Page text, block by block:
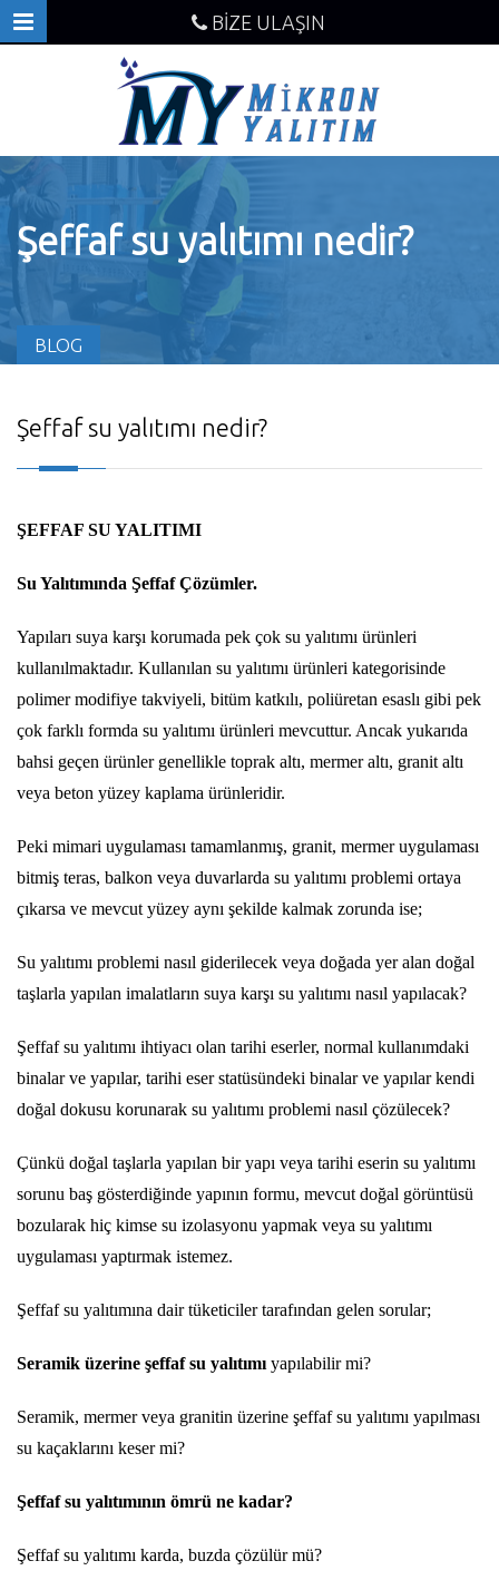
BİZE ULAŞIN
Şeffaf su yalıtımı nedir?
BLOG
Şeffaf su yalıtımı nedir?
ŞEFFAF SU YALITIMI
Su Yalıtımında Şeffaf Çözümler.
Yapıları suya karşı korumada pek çok su yalıtımı ürünleri
kullanılmaktadır. Kullanılan su yalıtımı ürünleri kategorisinde
polimer modifiye takviyeli, bitüm katkılı, poliüretan esaslı gibi pek
çok farklı formda su yalıtımı ürünleri mevcuttur. Ancak yukarıda
bahsi geçen ürünler genellikle toprak altı, mermer altı, granit altı
veya beton yüzey kaplama ürünleridir.
Peki mimari uygulaması tamamlanmış, granit, mermer uygulaması
bitmiş teras, balkon veya duvarlarda su yalıtımı problemi ortaya
çıkarsa ve mevcut yüzey aynı şekilde kalmak zorunda ise;
Su yalıtımı problemi nasıl giderilecek veya doğada yer alan doğal
taşlarla yapılan imalatların suya karşı su yalıtımı nasıl yapılacak?
Şeffaf su yalıtımı ihtiyacı olan tarihi eserler, normal kullanımdaki
binalar ve yapılar, tarihi eser statüsündeki binalar ve yapılar kendi
doğal dokusu korunarak su yalıtımı problemi nasıl çözülecek?
Çünkü doğal taşlarla yapılan bir yapı veya tarihi eserin su yalıtımı
sorunu baş gösterdiğinde yapının formu, mevcut doğal görüntüsü
bozularak hiç kimse su izolasyonu yapmak veya su yalıtımı
uygulaması yaptırmak istemez.
Şeffaf su yalıtımına dair tüketiciler tarafından gelen sorular;
Seramik üzerine şeffaf su yalıtımı yapılabilir mi?
Seramik, mermer veya granitin üzerine şeffaf su yalıtımı yapılması
su kaçaklarını keser mi?
Şeffaf su yalıtımının ömrü ne kadar?
Şeffaf su yalıtımı karda, buzda çözülür mü?